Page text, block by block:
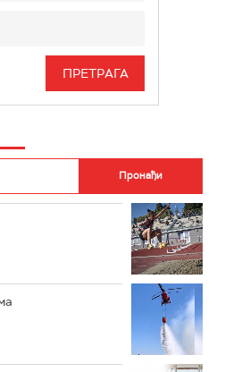
РАДИО БЕОГРАД 3
РАДИО РОКЕНРОЛЕР
РАДИО ЏЕЗЕР
ИНФО